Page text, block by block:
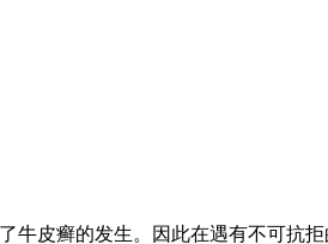
牛皮癣的发生。因此在遇有不可抗